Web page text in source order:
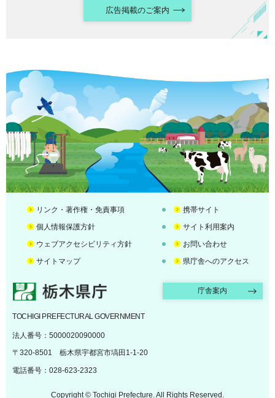
広告掲載のご案内
リンク・著作権・免責事項
携帯サイト
個人情報保護方針
サイト利用案内
ウェブアクセシビリティ方針
お問い合わせ
サイトマップ
県庁舎へのアクセス
栃木県庁 庁舎案内
TOCHIGI PREFECTURAL GOVERNMENT
法人番号：5000020090000
〒320-8501 栃木県宇都宮市塙田1-1-20
電話番号：028-623-2323
Copyright © Tochigi Prefecture. All Rights Reserved.